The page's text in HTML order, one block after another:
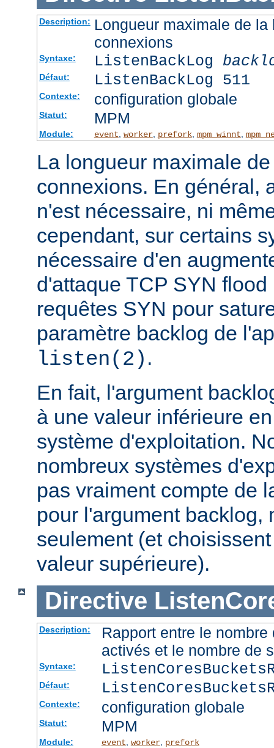
Description: Longueur maximale de
connexions
Syntaxe: ListenBackLog
Défaut: ListenBackLog 511
Contexte: configuration globale
Statut: MPM
Module: event, worker, prefork, mpm_winnt,
La longueur maximale
connexions. En général,
n'est nécessaire, ni
cependant, sur certains
nécessaire d'en
d'attaque TCP SYN
requêtes SYN pour
paramètre backlog de
listen(2) .
En fait, l'argument
à une valeur inférieure
système d'exploitation.
nombreux systèmes
pas vraiment compte de
pour l'argument backlog,
seulement (et
valeur supérieure).
Directive
Description:
Rapport entre le
activés et le nombre de
Syntaxe:
Défaut:
Contexte: configuration globale
Statut: MPM
Module: event worker, prefork